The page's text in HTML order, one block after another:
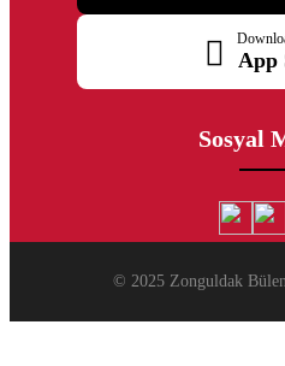
App
Sosyal
© 2025 Zonguldak